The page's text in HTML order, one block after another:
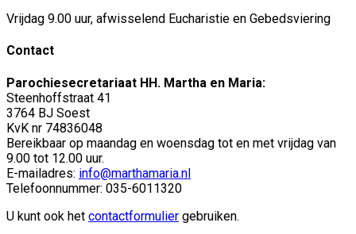
Vrijdag 9.00 uur, afwisselend Eucharistie en Gebedsviering
Contact
Parochiesecretariaat HH. Martha en Maria:
Steenhoffstraat 41
3764 BJ Soest
KvK nr 74836048
Bereikbaar op maandag en woensdag tot en met vrijdag van
9.00 tot 12.00 uur.
E-mailadres: info@marthamaria.nl
Telefoonnummer: 035-6011320
U kunt ook het contactformulier gebruiken.